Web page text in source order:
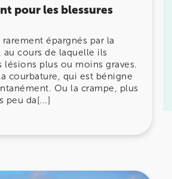
pour les blessures
épargnés par la
au cours de laquelle ils
lésions plus ou moins graves.
courbature, qui est bénigne
Ou la crampe, plus
peu da[...]
sur
sur
75008 Paris
75008 Paris
74